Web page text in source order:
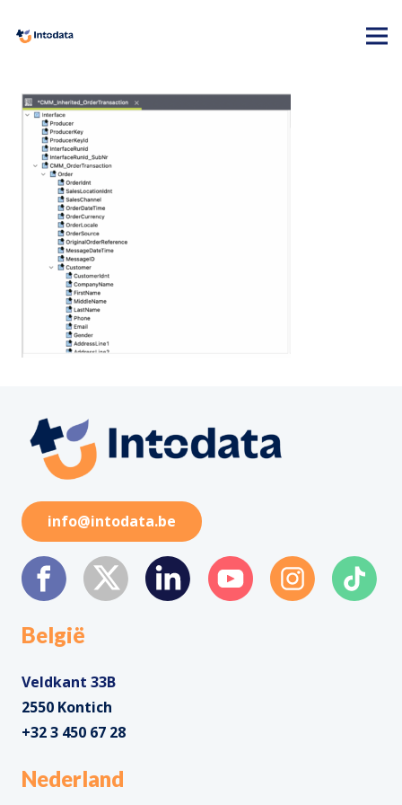
info@intodata.be
België
Veldkant 33B
2550 Kontich
+32 3 450 67 28
Nederland